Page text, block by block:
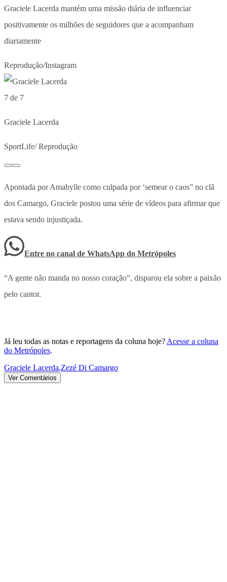
Graciele Lacerda mantém uma missão diária de influenciar
positivamente os milhões de seguidores que a acompanham
diariamente
Reprodução/Instagram
7 de 7
Graciele Lacerda
SportLife/ Reprodução
Apontada por Amabylle como culpada por ‘semear o caos” no clã
dos Camargo, Graciele postou uma série de vídeos para afirmar que
estava sendo injustiçada.
Entre no canal de WhatsApp do Metrópoles
“A gente não manda no nosso coração”, disparou ela sobre a paixão
pelo cantor.
Já leu todas as notas e reportagens da coluna hoje? Acesse a coluna
do Metrópoles.
Graciele Lacerda,Zezé Di Camargo
Ver Comentários